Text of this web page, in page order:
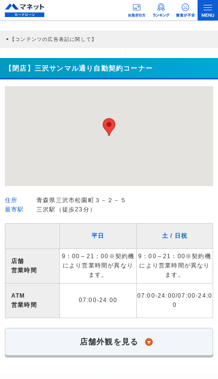
【コンテンツの広告表記に関して】
商品を根拠なくPRするものではなく、当編集部の調査／ユーザーへの口コミ収集な
どに基づき、公平性を担保した情報提供を行っています。
>提携企業一覧
【閉店】三沢サンマル通り自動契約コーナー
住所
青森県三沢市松園町３－２－５
最寄駅
三沢駅（徒歩23分）
平日 土 / 日祝
店舗
営業時間
9：00～21：00※契約機
により営業時間が異なり
ます。
9：00～21：00※契約機
により営業時間が異なり
ます。
ATM
営業時間
07:00-24:00
07:00-24:00/07:00-24:0
0
店舗外観を見る